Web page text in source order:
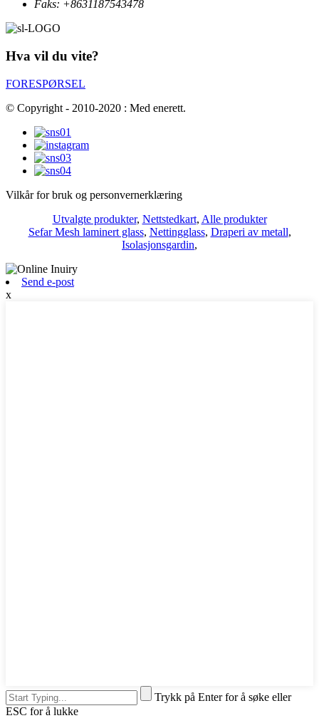
Faks: +8631187543478
Hva vil du vite?
FORESPØRSEL
© Copyright - 2010-2020 : Med enerett.
Vilkår for bruk og personvernerklæring
Utvalgte produkter, Nettstedkart, Alle produkter
Sefar Mesh laminert glass, Nettingglass, Draperi av metall,
Isolasjonsgardin,
Send e-post
x
Trykk på Enter for å søke eller
ESC for å lukke